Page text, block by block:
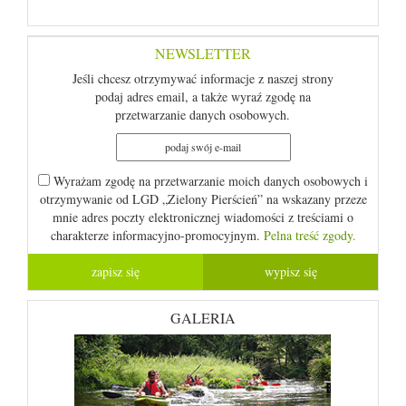
NEWSLETTER
Jeśli chcesz otrzymywać informacje z naszej strony
podaj adres email, a także wyraź zgodę na
przetwarzanie danych osobowych.
Wyrażam zgodę na przetwarzanie moich danych osobowych i
otrzymywanie od LGD „Zielony Pierścień” na wskazany przeze
mnie adres poczty elektronicznej wiadomości z treściami o
charakterze informacyjno-promocyjnym. Pelna treść zgody.
GALERIA